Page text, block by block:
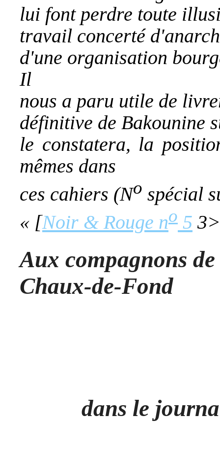
lui font perdre toute
travail concerté
d'une organisation
Il
nous a paru utile de
définitive de Bakounine
le constatera, la
mêmes dans
ces cahiers (No spécial
« [Noir & Rouge no 5 3>
Aux compagnons
Chaux-de-Fond
dans le